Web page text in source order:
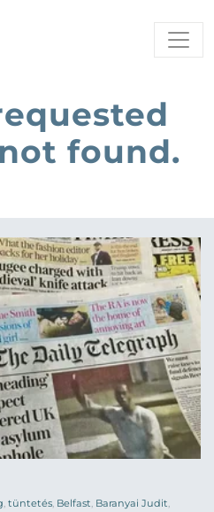
found.
tüntetés Belfast Baranyai Judit